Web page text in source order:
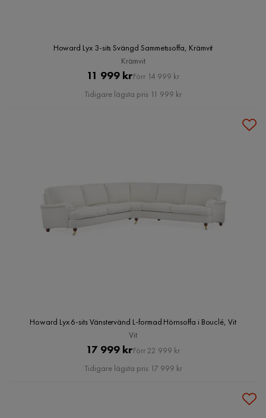
Howard Lyx 3-sits Svängd Sammetssoffa, Krämvit
Krämvit
Pris
11 999 krOriginal
Pris
Förr 14 999 kr
Tidigare lägsta pris 11 999 kr
Howard Lyx 6-sits Vänstervänd L-formad Hörnsoffa i Bouclé, Vit
Vit
Pris
17 999 krOriginal
Pris
Förr 22 999 kr
Tidigare lägsta pris 17 999 kr